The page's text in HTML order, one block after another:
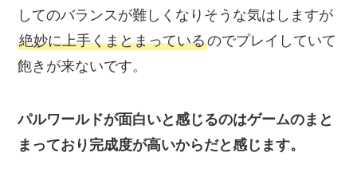
してのバランスが難しくなりそうな気はしますが
絶妙に上手くまとまっているのでプレイしていて
飽きが来ないです。
パルワールドが面白いと感じるのはゲームのまと
まっており完成度が高いからだと感じます。